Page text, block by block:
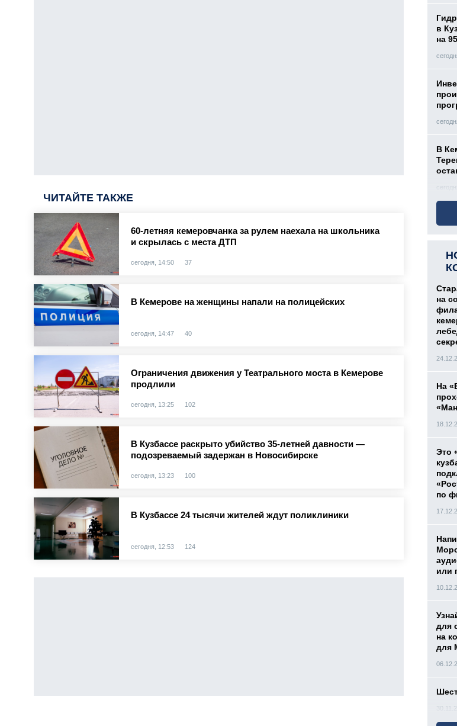
ЧИТАЙТЕ ТАКЖЕ
60-летняя кемеровчанка за рулем наехала на школьника
и скрылась с места ДТП
сегодня, 14:50 37
В Кемерове на женщины напали на полицейских
сегодня, 14:47 40
Ограничения движения у Театрального моста в Кемерове
продлили
сегодня, 13:25 102
В Кузбассе раскрыто убийство 35-летней давности —
подозреваемый задержан в Новосибирске
сегодня, 13:23 100
В Кузбассе 24 тысячи жителей ждут поликлиники
сегодня, 12:53 124
в
на
В
на
На
Это
по
или
для
на
для